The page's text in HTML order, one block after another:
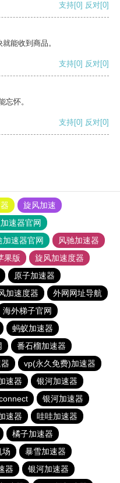
支持[0] 反对[0]
能收到商品。
支持[0] 反对[0]
忘怀。
支持[0] 反对[0]
旋风加速
速器官网
加速器官网
风驰加速器
果版
旋风加速度器
原子加速器
加速度器
外网网址导航
海外梯子官网
蚂蚁加速器
番石榴加速器
vp(永久免费)加速器
速器
银河加速器
银河加速器
速器
哇哇加速器
橘子加速器
场
暴雪加速器
器
银河加速器